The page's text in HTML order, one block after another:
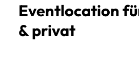
Eventlocation
& privat